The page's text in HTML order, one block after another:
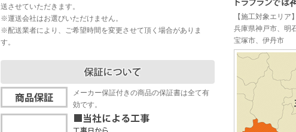
送させていただきます。
※運送会社はお選びいただけません。
※配送業者により、ご希望時間を変更させて頂く場合がありま
す。
メーカー保証付きの商品の保証書は全て有
効です。
【施工対象エリア】
兵庫県神戸市、明
宝塚市、伊丹市